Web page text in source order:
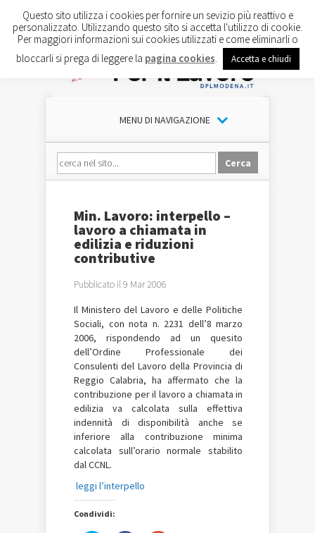
MENU DI NAVIGAZIONE
Min. Lavoro: interpello –
lavoro a chiamata in
edilizia e riduzioni
contributive
Pubblicato il 9 Mar 2006
Il Ministero del Lavoro e delle Politiche
Sociali, con nota n. 2231 dell’8 marzo
2006, rispondendo ad un quesito
dell’Ordine Professionale dei
Consulenti del Lavoro della Provincia di
Reggio Calabria, ha affermato che la
contribuzione per il lavoro a chiamata in
edilizia va calcolata sulla effettiva
indennità di disponibilità anche se
inferiore alla contribuzione minima
calcolata sull’orario normale stabilito
dal CCNL.
leggi l’interpello
Condividi:
Questo sito utilizza i cookies per fornire un sevizio più reattivo e
personalizzato. Utilizzando questo sito si accetta l'utilizzo di cookie.
Per maggiori informazioni sui cookies utilizzati e come eliminarli o
bloccarli si prega di leggere la pagina cookies Accetta e chiudi